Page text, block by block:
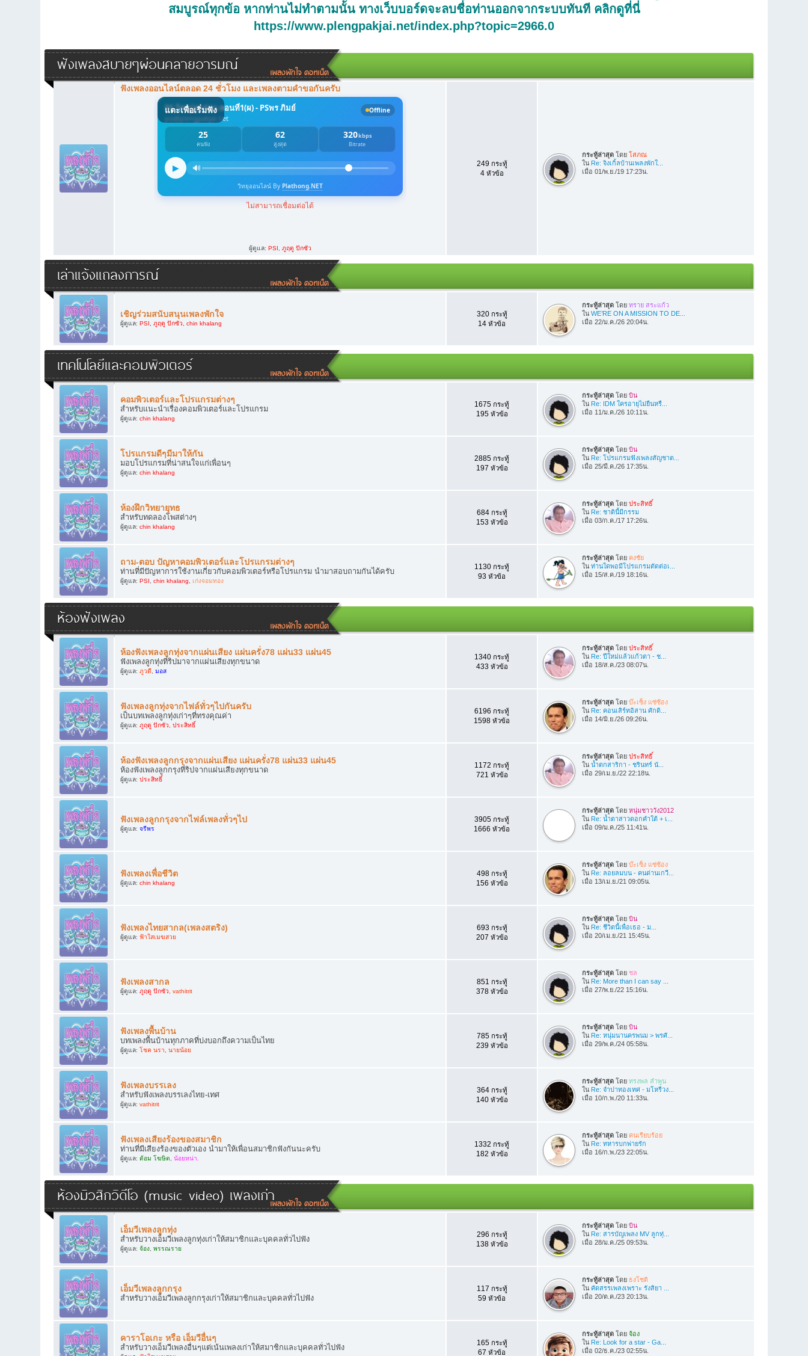
สมบูรณ์ทุกข้อ หากท่านไม่ทำตามนั้น ทางเว็บบอร์ดจะลบชื่อท่านออกจากระบบทันที คลิกดูที่นี่
https://www.plengpakjai.net/index.php?topic=2966.0
ฟังเพลงสบายๆผ่อนคลายอารมณ์
ฟังเพลงออนไลน์ตลอด 24 ชั่วโมง และเพลงตามคำขอกันครับ
ผู้ดูแล:PSI,ภูฤดู ปักซัว
249 กระทู้
4 หัวข้อ
กระทู้ล่าสุดโดย โสภณ
ใน Re: จิงเกิ้ลบ้านเพลงพักใ...
เมื่อ 01/พ.ย./19 17:23น.
เล่าแจ้งแถลงการณ์
เชิญร่วมสนับสนุนเพลงพักใจ
ผู้ดูแล:PSI,ภูฤดู ปักซัว,chin khalang
320 กระทู้
14 หัวข้อ
กระทู้ล่าสุดโดย ทราย สระแก้ว
ใน WE’RE ON A MISSION TO DE...
เมื่อ 22/ม.ค./26 20:04น.
เทคโนโลยีและคอมพิวเตอร์
คอมพิวเตอร์และโปรแกรมต่างๆ
สำหรับแนะนำเรื่องคอมพิวเตอร์และโปรแกรม
ผู้ดูแล:chin khalang
1675 กระทู้
195 หัวข้อ
กระทู้ล่าสุดโดย บิน
ใน Re: IDM ใครอายุไม่ยืนหรื...
เมื่อ 11/ม.ค./26 10:11น.
โปรแกรมดีๆมีมาให้กัน
มอบโปรแกรมที่น่าสนใจแก่เพื่อนๆ
ผู้ดูแล:chin khalang
2885 กระทู้
197 หัวข้อ
กระทู้ล่าสุดโดย บิน
ใน Re: โปรแกรมฟังเพลงสัญชาต...
เมื่อ 25/มี.ค./26 17:35น.
ห้องฝึกวิทยายุทธ
สำหรับทดลองโพสต่างๆ
ผู้ดูแล:chin khalang
684 กระทู้
153 หัวข้อ
กระทู้ล่าสุดโดย ประสิทธิ์
ใน Re: ชาตินี้มีกรรม
เมื่อ 03/ก.ค./17 17:26น.
ถาม-ตอบ ปัญหาคอมพิวเตอร์และโปรแกรมต่างๆ
ท่านที่มีปัญหาการใช้งานเกี่ยวกับคอมพิวเตอร์หรือโปรแกรม นำมาสอบถามกันได้ครับ
ผู้ดูแล:PSI,chin khalang,เก่งจอมทอง
1130 กระทู้
93 หัวข้อ
กระทู้ล่าสุดโดย คงชัย
ใน ท่านใดพอมีโปรแกรมตัดต่อเ...
เมื่อ 15/ส.ค./19 18:16น.
ห้องฟังเพลง
ห้องฟังเพลงลูกทุ่งจากแผ่นเสียง แผ่นครั่ง78 แผ่น33 แผ่น45
ฟังเพลงลูกทุ่งที่ริปมาจากแผ่นเสียงทุกขนาด
ผู้ดูแล:ภูวดี,มอส
1340 กระทู้
433 หัวข้อ
กระทู้ล่าสุดโดย ประสิทธิ์
ใน Re: ปีใหม่แล้วแก้วตา - ช...
เมื่อ 18/ส.ค./23 08:07น.
ฟังเพลงลูกทุ่งจากไฟล์ทั่วๆไปกันครับ
เป็นบทเพลงลูกทุ่งเก่าๆที่ทรงคุณค่า
ผู้ดูแล:ภูฤดู ปักซัว,ประสิทธิ์
6196 กระทู้
1598 หัวข้อ
กระทู้ล่าสุดโดย บ๊ะเซ็ง แซ่ซ้อง
ใน Re: คอนเสิร์ทอิสาน ศักดิ...
เมื่อ 14/มิ.ย./26 09:26น.
ห้องฟังเพลงลูกกรุงจากแผ่นเสียง แผ่นครั่ง78 แผ่น33 แผ่น45
ห้องฟังเพลงลูกกรุงที่ริปจากแผ่นเสียงทุกขนาด
ผู้ดูแล:ประสิทธิ์
1172 กระทู้
721 หัวข้อ
กระทู้ล่าสุดโดย ประสิทธิ์
ใน น้ำตกสาริกา - ชรินทร์ นั...
เมื่อ 29/เม.ย./22 22:18น.
ฟังเพลงลูกกรุงจากไฟล์เพลงทั่วๆไป
ผู้ดูแล:จรีพร
3905 กระทู้
1666 หัวข้อ
กระทู้ล่าสุดโดย หนุ่มชาววัง2012
ใน Re: น้ำตาสาวดอกคำใต้ + เ...
เมื่อ 09/ม.ค./25 11:41น.
ฟังเพลงเพื่อชีวิต
ผู้ดูแล:chin khalang
498 กระทู้
156 หัวข้อ
กระทู้ล่าสุดโดย บ๊ะเซ็ง แซ่ซ้อง
ใน Re: ลอยลมบน - คนด่านเกวี...
เมื่อ 13/เม.ย./21 09:05น.
ฟังเพลงไทยสากล(เพลงสตริง)
ผู้ดูแล:ฟ้าใสเมฆสวย
693 กระทู้
207 หัวข้อ
กระทู้ล่าสุดโดย บิน
ใน Re: ชีวิตนี้เพื่อเธอ - ม...
เมื่อ 20/เม.ย./21 15:45น.
ฟังเพลงสากล
ผู้ดูแล:ภูฤดู ปักซัว,vathitrit
851 กระทู้
378 หัวข้อ
กระทู้ล่าสุดโดย ชล
ใน Re: More than I can say ...
เมื่อ 27/พ.ย./22 15:16น.
ฟังเพลงพื้นบ้าน
บทเพลงพื้นบ้านทุกภาคที่บ่งบอกถึงความเป็นไทย
ผู้ดูแล:โชค นรา,นายน้อย
785 กระทู้
239 หัวข้อ
กระทู้ล่าสุดโดย บิน
ใน Re: หนุ่มนานครพนม > พรศั...
เมื่อ 29/พ.ค./24 05:58น.
ฟังเพลงบรรเลง
สำหรับฟังเพลงบรรเลงไทย-เทศ
ผู้ดูแล:vathitrit
364 กระทู้
140 หัวข้อ
กระทู้ล่าสุดโดย ทรงพล ลำพูน
ใน Re: จำปาทองเทศ - มโหรีวง...
เมื่อ 10/ก.พ./20 11:33น.
ฟังเพลงเสียงร้องของสมาชิก
ท่านที่มีเสียงร้องของตัวเอง นำมาให้เพื่อนสมาชิกฟังกันนะครับ
ผู้ดูแล:ต้อม โฆษิต,น้อยหน่า.
1332 กระทู้
182 หัวข้อ
กระทู้ล่าสุดโดย คนเรียบร้อย
ใน Re: ทหารบกพ่ายรัก
เมื่อ 16/ก.พ./23 22:05น.
ห้องมิวสิกวิดีโอ (music video) เพลงเก่า
เอ็มวีเพลงลูกทุ่ง
สำหรับวางเอ็มวีเพลงลูกทุ่งเก่าให้สมาชิกและบุคคลทั่วไปฟัง
ผู้ดูแล:จ้อง,พรรณราย
296 กระทู้
138 หัวข้อ
กระทู้ล่าสุดโดย บิน
ใน Re: สารบัญเพลง MV ลูกทุ่...
เมื่อ 28/ม.ค./25 09:53น.
เอ็มวีเพลงลูกกรุง
สำหรับวางเอ็มวีเพลงลูกกรุงเก่าให้สมาชิกและบุคคลทั่วไปฟัง
117 กระทู้
59 หัวข้อ
กระทู้ล่าสุดโดย ธงโชติ
ใน คัดสรรเพลงเพราะ รังสิยา ...
เมื่อ 20/ต.ค./23 20:13น.
คาราโอเกะ หรือ เอ็มวีอื่นๆ
สำหรับวางเอ็มวีเพลงอื่นๆแต่เน้นเพลงเก่าให้สมาชิกและบุคคลทั่วไปฟัง
165 กระทู้
67 หัวข้อ
กระทู้ล่าสุดโดย จ้อง
ใน Re: Look for a star - Ga...
เมื่อ 02/ธ.ค./23 02:55น.